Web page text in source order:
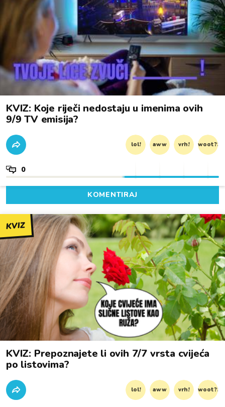
KVIZ: Koje riječi nedostaju u imenima ovih
9/9 TV emisija?
lol! aww vrh! woot?!
0
KOMENTIRAJ
KVIZ
KVIZ: Prepoznajete li ovih 7/7 vrsta cvijeća
po listovima?
lol! aww vrh! woot?!